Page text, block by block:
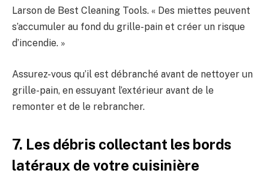
Larson de Best Cleaning Tools. « Des miettes peuvent
s’accumuler au fond du grille-pain et créer un risque
d’incendie. »
Assurez-vous qu’il est débranché avant de nettoyer un
grille-pain, en essuyant l’extérieur avant de le
remonter et de le rebrancher.
7. Les débris collectant les bords
latéraux de votre cuisinière